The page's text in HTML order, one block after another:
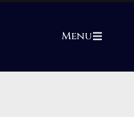
Menu